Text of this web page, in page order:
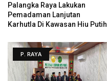
Palangka Raya Lakukan
Pemadaman Lanjutan
Karhutla Di Kawasan Hiu Putih
P. RAYA